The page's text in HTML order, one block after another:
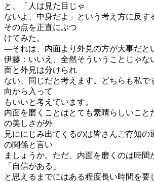
と、「人は見た目じゃ
ないよ、中身だよ」という考え方に反す
その点を正直にぶつ
けてみた。
―それは、内面より外見の方が大事だと
伊藤：いいえ、全然そういうことじゃな
面と外見は分けられ
ない、同じだと考えます。どちらも私で
向から入って
もいいと考えています。
内面を磨くことはとても素晴らしいこと
の美しさが外
見ににじみ出てくるのは皆さんご存知の
の関係と言い
ましょうか。ただ、内面を磨くのは時間
「自信がある」
と思えるまでにはある程度長い時間を要